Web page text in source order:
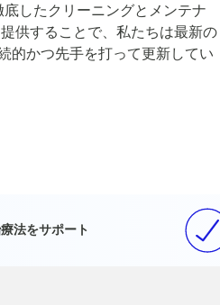
したクリーニングとメンテナ
供することで、私たちは最新の
的かつ先手を打って更新してい
法をサポート